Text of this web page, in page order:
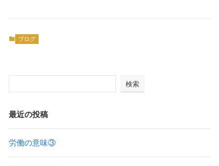
ブログ
検索
最近の投稿
労働の意味③